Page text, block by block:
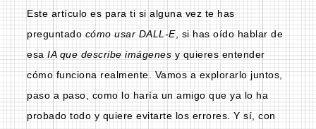
Este artículo es para ti si alguna vez te has
preguntado cómo usar DALL-E, si has oído hablar de
esa IA que describe imágenes y quieres entender
cómo funciona realmente. Vamos a explorarlo juntos,
paso a paso, como lo haría un amigo que ya lo ha
probado todo y quiere evitarte los errores. Y sí, con